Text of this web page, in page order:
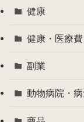
健康
健康・医療費
副業
動物病院・